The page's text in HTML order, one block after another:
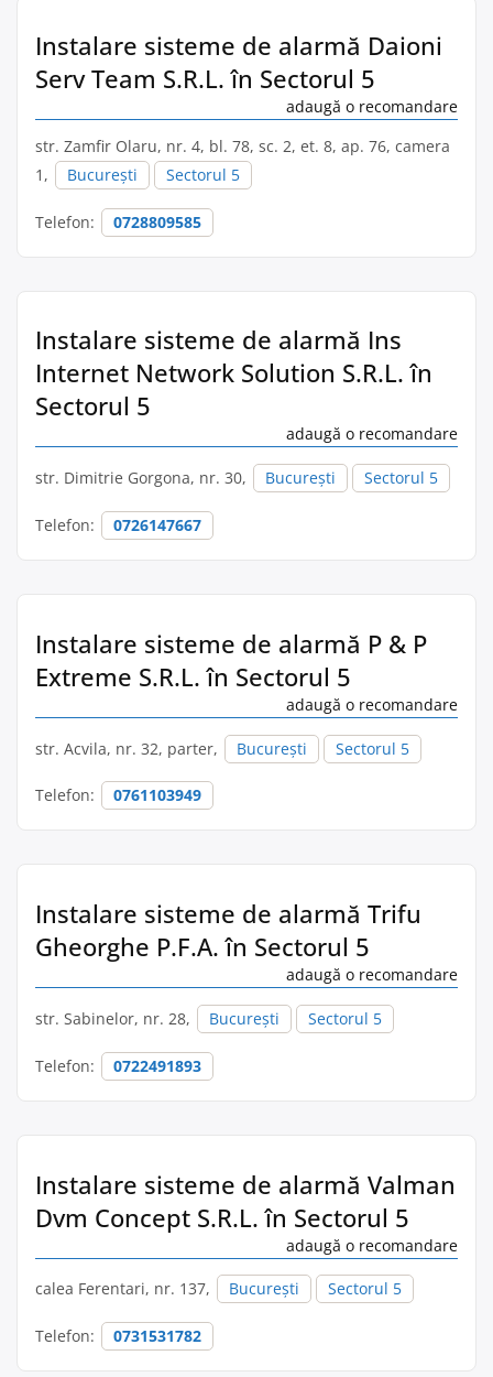
Instalare sisteme de alarmă Daioni
Serv Team S.R.L. în Sectorul 5
adaugă o recomandare
str. Zamfir Olaru, nr. 4, bl. 78, sc. 2, et. 8, ap. 76, camera
1,
București Sectorul 5
Telefon: 0728809585
Instalare sisteme de alarmă Ins
Internet Network Solution S.R.L. în
Sectorul 5
adaugă o recomandare
str. Dimitrie Gorgona, nr. 30, București Sectorul 5
Telefon: 0726147667
Instalare sisteme de alarmă P & P
Extreme S.R.L. în Sectorul 5
adaugă o recomandare
str. Acvila, nr. 32, parter, București Sectorul 5
Telefon: 0761103949
Instalare sisteme de alarmă Trifu
Gheorghe P.F.A. în Sectorul 5
adaugă o recomandare
str. Sabinelor, nr. 28, București Sectorul 5
Telefon: 0722491893
Instalare sisteme de alarmă Valman
Dvm Concept S.R.L. în Sectorul 5
adaugă o recomandare
calea Ferentari, nr. 137, București Sectorul 5
Telefon: 0731531782